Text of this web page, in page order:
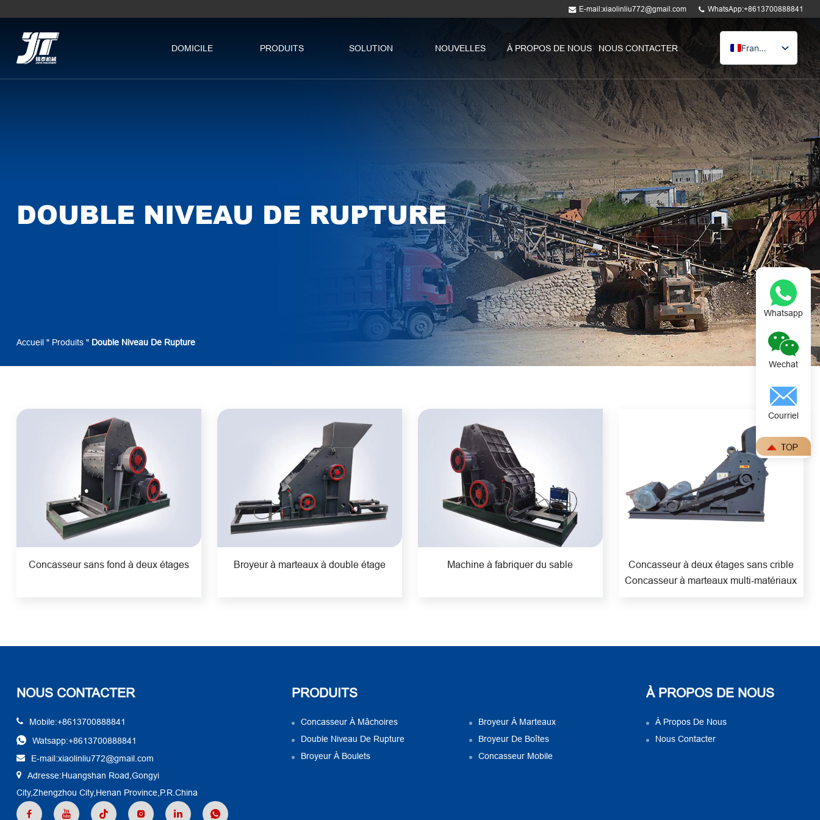
E-mail:xiaolinliu772@gmail.com WhatsApp:+8613700888841
DOMICILE PRODUITS SOLUTION NOUVELLES À PROPOS DE NOUS NOUS CONTACTER
Français
English
Russian
Spanish
Arabic
DOUBLE NIVEAU DE RUPTURE
Accueil" Produits" Double Niveau De Rupture
Concasseur sans fond à deux étages Broyeur à marteaux à double étage Machine à fabriquer du sable
Concasseur à deux étages sans crible
Concasseur à marteaux multi-matériaux
NOUS CONTACTER
Mobile:+8613700888841
Watsapp:+8613700888841
E-mail:xiaolinliu772@gmail.com
Adresse:Huangshan Road,Gongyi
City,Zhengzhou City,Henan Province,P.R.China
PRODUITS
Concasseur À Mâchoires
Broyeur À Marteaux
Double Niveau De Rupture
Broyeur De Boîtes
Broyeur À Boulets
Concasseur Mobile
À PROPOS DE NOUS
À Propos De Nous
Nous Contacter
Whatsapp
Wechat
Courriel